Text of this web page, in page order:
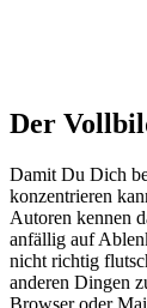
Der
Damit Du Dich
konzentrieren
Autoren kennen
anfällig auf
nicht richtig
anderen Dingen
Browser oder